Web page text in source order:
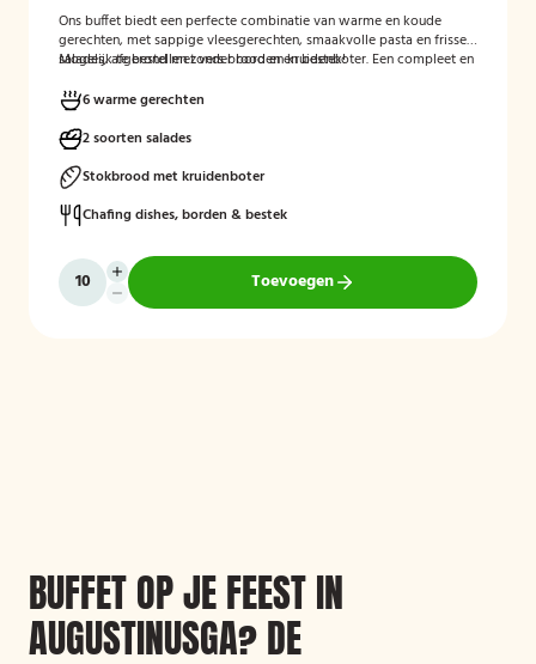
Ons buffet biedt een perfecte combinatie van warme en koude
gerechten, met sappige vleesgerechten, smaakvolle pasta en frisse
salades, afgerond met vers brood en kruidenboter. Een compleet en
Mogelijk te bestellen zonder borden en bestek!
6 warme gerechten
2 soorten salades
Stokbrood met kruidenboter
Chafing dishes, borden & bestek
Toevoegen
BUFFET OP JE FEEST IN
AUGUSTINUSGA? DE